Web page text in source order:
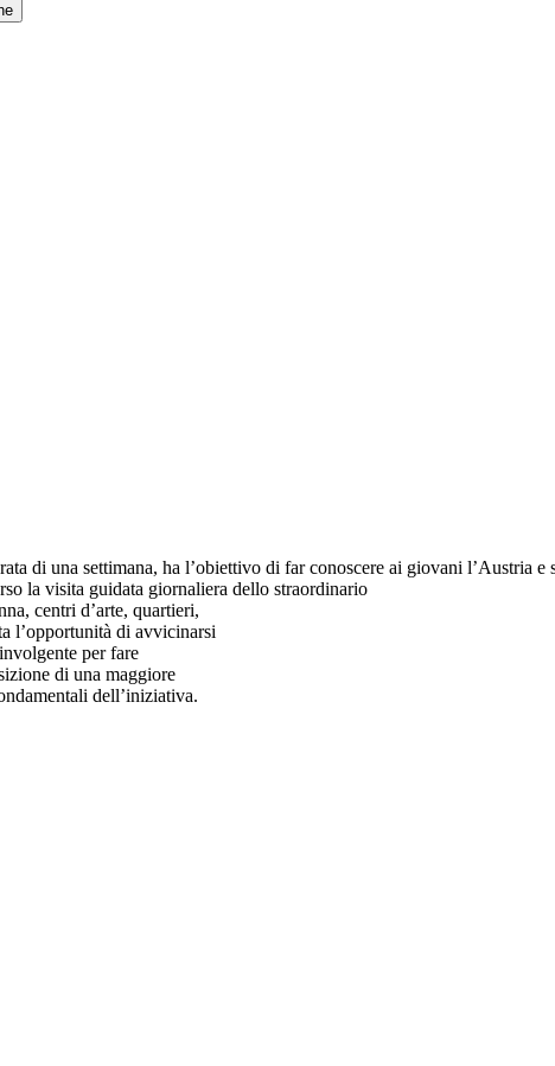
di una settimana, ha l’obiettivo di far conoscere ai giovani l’Austria
la visita guidata giornaliera dello straordinario
centri d’arte, quartieri,
l’opportunità di avvicinarsi
per fare
di una maggiore
dell’iniziativa.